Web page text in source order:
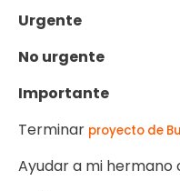
Urgente
No urgente
Importante
Terminar proyecto de
Ayudar a mi hermano